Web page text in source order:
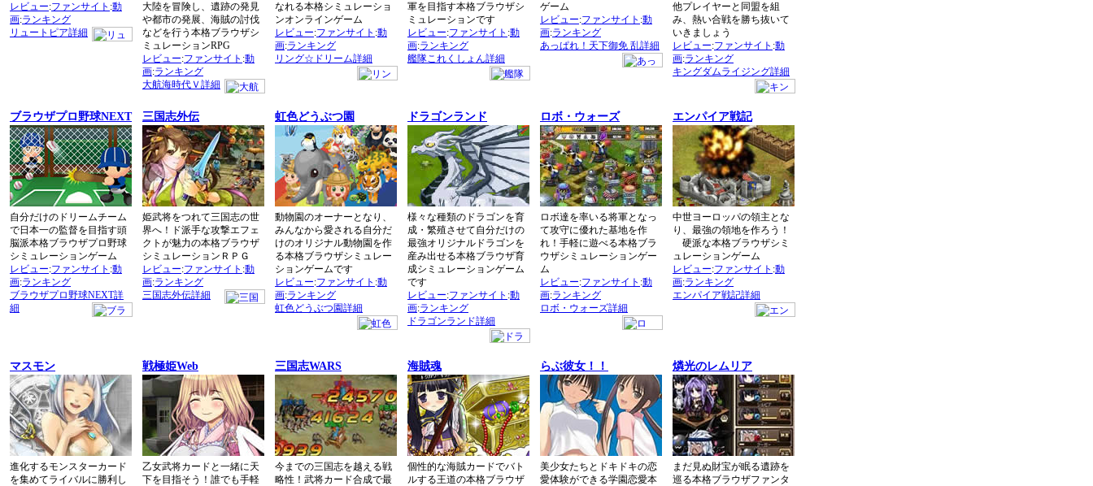
レビュー:ファンサイト :動
画:ランキング
リュートピア詳細
大陸を冒険し、遺跡の発見
や都市の発展、海賊の討伐
などを行う本格ブラウザシ
ミュレーションRPG
レビュー:ファンサイト :動
画:ランキング
大航海時代Ｖ詳細
なれる本格シミュレーショ
ンオンラインゲーム
レビュー:ファンサイト :動
画:ランキング
リング☆ドリーム詳細
軍を目指す本格ブラウザシ
ミュレーションです
レビュー:ファンサイト :動
画:ランキング
艦隊これくしょん詳細
ゲーム
レビュー:ファンサイト :動
画:ランキング
あっぱれ！天下御免 乱詳細
他プレイヤーと同盟を組
み、熱い合戦を勝ち抜いて
いきましょう
レビュー:ファンサイト :動
画:ランキング
キングダムライジング詳細
ブラウザプロ野球NEXT
自分だけのドリームチーム
で日本一の監督を目指す頭
脳派本格ブラウザプロ野球
シミュレーションゲーム
レビュー:ファンサイト :動
画:ランキング
ブラウザプロ野球NEXT詳
細
三国志外伝
姫武将をつれて三国志の世
界へ！ド派手な攻撃エフェ
クトが魅力の本格ブラウザ
シミュレーションＲＰＧ
レビュー:ファンサイト :動
画:ランキング
三国志外伝詳細
虹色どうぶつ園
動物園のオーナーとなり、
みんなから愛される自分だ
けのオリジナル動物園を作
る本格ブラウザシミュレー
ションゲームです
レビュー:ファンサイト :動
画:ランキング
虹色どうぶつ園詳細
ドラゴンランド
様々な種類のドラゴンを育
成・繁殖させて自分だけの
最強オリジナルドラゴンを
産み出せる本格ブラウザ育
成シミュレーションゲーム
です
レビュー:ファンサイト :動
画:ランキング
ドラゴンランド詳細
ロボ・ウォーズ
ロボ達を率いる将軍となっ
て攻守に優れた基地を作
れ！手軽に遊べる本格ブラ
ウザシミュレーションゲー
ム
レビュー:ファンサイト :動
画:ランキング
ロボ・ウォーズ詳細
エンパイア戦記
中世ヨーロッパの領主とな
り、最強の領地を作ろう！
硬派な本格ブラウザシミ
ュレーションゲーム
レビュー:ファンサイト :動
画:ランキング
エンパイア戦記詳細
マスモン
進化するモンスターカード
を集めてライバルに勝利し
戦極姫Web
乙女武将カードと一緒に天
下を目指そう！誰でも手軽
三国志WARS
今までの三国志を越える戦
略性！武将カード合成で最
海賊魂
個性的な海賊カードでバト
ルする王道の本格ブラウザ
らぶ彼女！！
美少女たちとドキドキの恋
愛体験ができる学園恋愛本
燐光のレムリア
まだ見ぬ財宝が眠る遺跡を
巡る本格ブラウザファンタ